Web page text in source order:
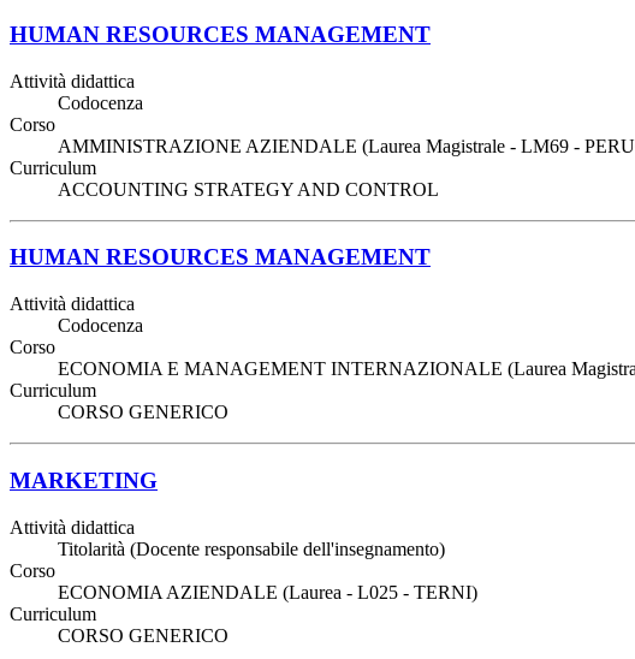
HUMAN RESOURCES MANAGEMENT
Attività didattica
Codocenza
Corso
AMMINISTRAZIONE AZIENDALE (Laurea Magistrale - LM69 -
Curriculum
ACCOUNTING STRATEGY AND CONTROL
HUMAN RESOURCES MANAGEMENT
Attività didattica
Codocenza
Corso
ECONOMIA E MANAGEMENT INTERNAZIONALE (Laurea
Curriculum
CORSO GENERICO
MARKETING
Attività didattica
Titolarità (Docente responsabile dell'insegnamento)
Corso
ECONOMIA AZIENDALE (Laurea - L025 - TERNI)
Curriculum
CORSO GENERICO